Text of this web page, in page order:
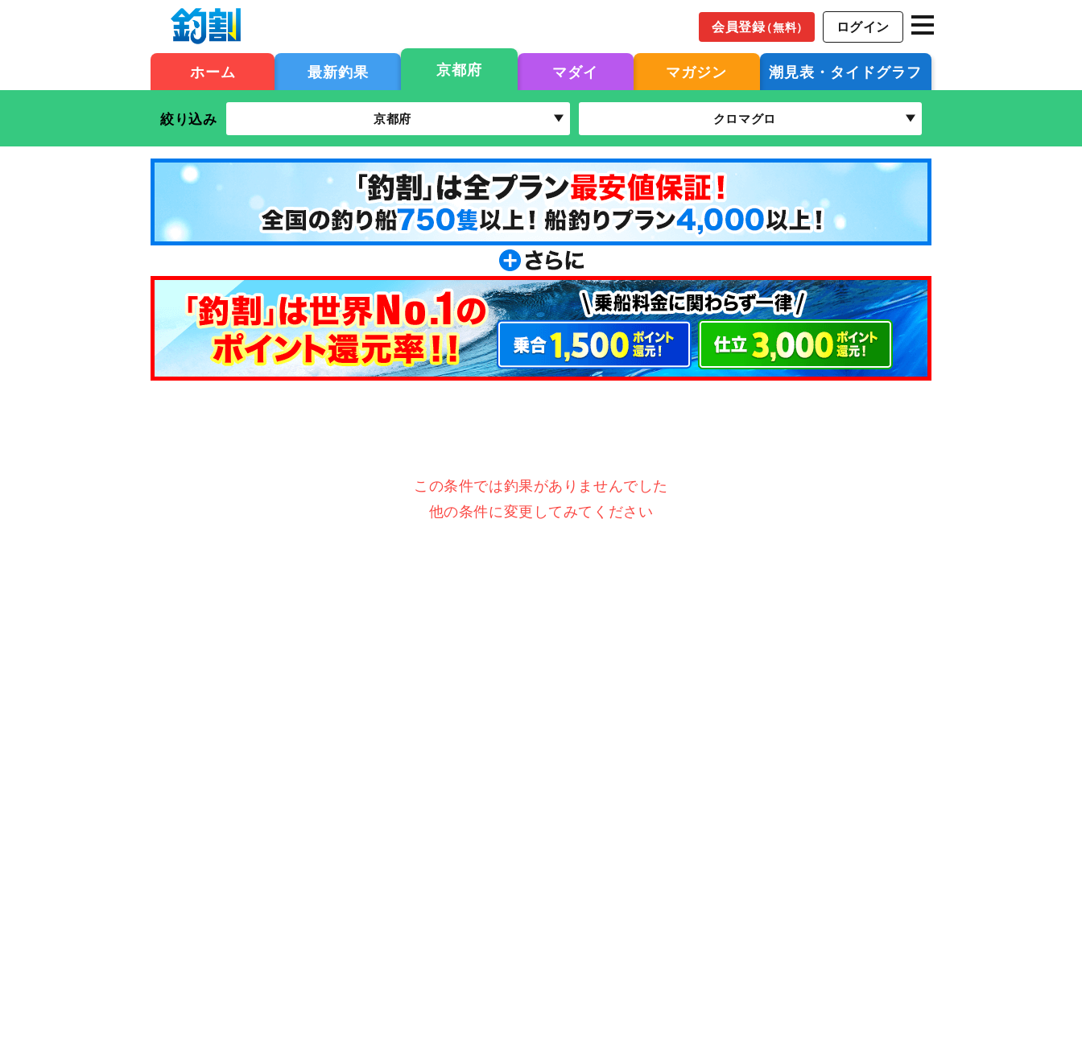
会員登録（無料） ログイン
ホーム 最新釣果 京都府 マダイ マガジン 潮見表・タイドグラフ
絞り込み 京都府 クロマグロ
この条件では釣果がありませんでした
他の条件に変更してみてください